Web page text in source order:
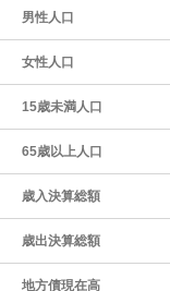
男性人口
女性人口
15歳未満人口
65歳以上人口
歳入決算総額
歳出決算総額
地方債現在高